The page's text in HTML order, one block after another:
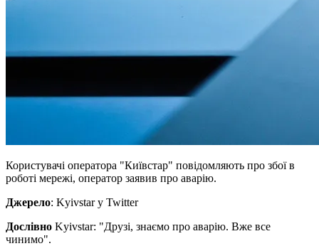
Користувачі оператора "Київстар" повідомляють про збої в
роботі мережі, оператор заявив про аварію.
Джерело: Kyivstar у Twitter
Дослівно Kyivstar: "Друзі, знаємо про аварію. Вже все
чинимо".